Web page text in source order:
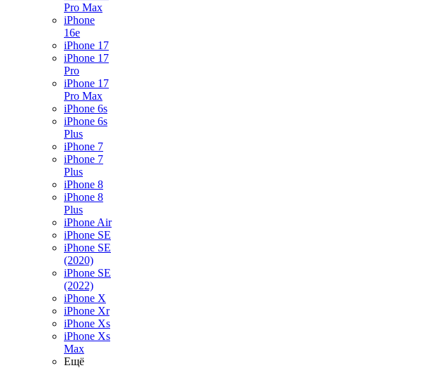
Pro Max
iPhone
16e
iPhone 17
iPhone 17
Pro
iPhone 17
Pro Max
iPhone 6s
iPhone 6s
Plus
iPhone 7
iPhone 7
Plus
iPhone 8
iPhone 8
Plus
iPhone Air
iPhone SE
iPhone SE
(2020)
iPhone SE
(2022)
iPhone X
iPhone Xr
iPhone Xs
iPhone Xs
Max
Ещё